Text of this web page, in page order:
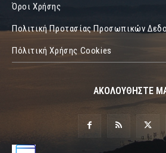
Όροι Χρήσης
Πολιτική Προτασίας Προσωπικών
Πόλιτική Χρήσης Cookies
ΑΚΟΛΟΥΘΗΣΤΕ